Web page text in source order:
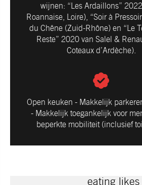
wijnen: “Les Ardaillons”
Roannaise, Loire), “Soir à
du Chêne (Zuid-Rhône) en “Le
Reste” 2020 van Salel &
Coteaux d’Ardèche).
Open keuken - Makkelijk
- Makkelijk toegankelijk voor
beperkte mobiliteit (inclusief
eating likes